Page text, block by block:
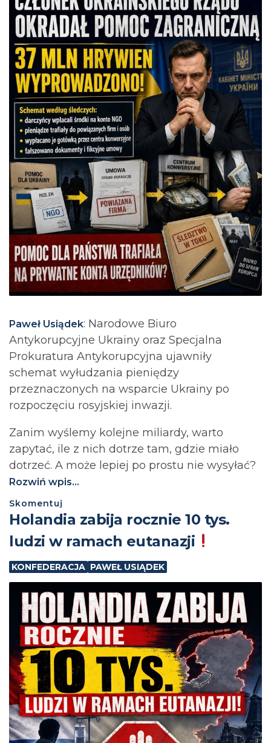
Paweł Usiądek: Narodowe Biuro
Antykorupcyjne Ukrainy oraz Specjalna
Prokuratura Antykorupcyjna ujawniły
schemat wyłudzania pieniędzy
przeznaczonych na wsparcie Ukrainy po
rozpoczęciu rosyjskiej inwazji.
Zanim wyślemy kolejne miliardy, warto
zapytać, ile z nich dotrze tam, gdzie miało
dotrzeć. A może lepiej po prostu nie wysyłać?⁩
Rozwiń wpis...
Skomentuj
Holandia zabija rocznie 10 tys.
ludzi w ramach eutanazji
KONFEDERACJA PAWEŁ USIĄDEK